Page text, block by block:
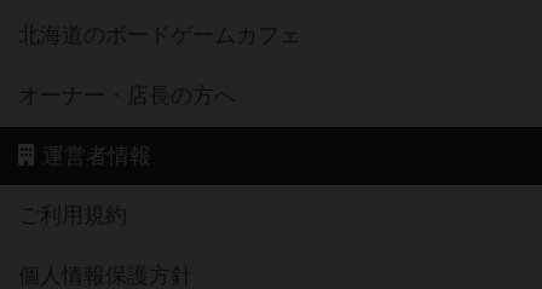
北海道のボードゲームカフェ
オーナー・店長の方へ
運営者情報
ご利用規約
個人情報保護方針